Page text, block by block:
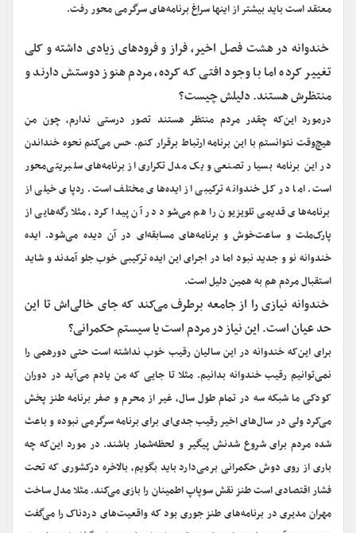
معتقد است باید بیشتر از اینها سراغ برنامه‌های سرگرمی محور رفت.
خندوانه در هشت فصل اخیر، فراز و فرودهای زیادی داشته و کلی
تغییر کرده اما با وجود افتی که کرده، مردم هنوز دوستش دارند و
منتظرش هستند. دلیلش چیست؟
درمورد این‌که چقدر مردم منتظر هستند تصور درستی ندارم، چون من
هیچ‌وقت نتوانستم با این برنامه ارتباط برقرار کنم. حس می‌کنم نحوه خنداندن
در این برنامه بسیار تصنعی و یک مدل تکراری از برنامه‌های سلبریتی‌محور
است. اما در کل خندوانه ترکیبی از ایده‌های مختلف است. ردپای خیلی از
برنامه‌های قدیمی تلویزیون را هم می‌شود در آن پیدا کرد، مثلا رگه‌هایی از
پارک‌ملت و ساعت‌خوش و برنامه‌های مسابقه‌ای در آن دیده می‌شود. ایده
خندوانه نو و جدید نبود اما در اجرای این ایده ترکیبی خوب جلو آمدند و شاید
استقبال مردم هم به همین دلیل است.
خندوانه نیازی را از جامعه برطرف می‌کند که جای خالی‌اش تا این
حد عیان است. این نیاز در مردم است یا سیستم حکمرانی؟
برای این‌که خندوانه در این سالیان رقیب خوب نداشته است حتی دورهمی را
نمی‌توانیم رقیب خندوانه بدانیم. مثلا تا جایی که من یادم می‌آید در دوران
کودکی ما شبکه سه در تمام طول سال، غیر از محرم و صفر برنامه طنز پخش
می‌کرد ولی در سال‌های اخیر رقیب جدی‌ای برای برنامه سرگرمی نبوده و باعث
شده مردم برای شروع شدنش پیگیر و لحظه‌شمار باشند. در مورد این‌که چه
باری از روی دوش حکمرانی برمی‌دارد باید بگویم، بالاخره درکشوری که تحت
فشار اقتصادی است طنز نقش سوپاپ اطمینان را بازی می‌کند. مثلا مدل ساخت
مهران مدیری در برنامه‌های طنز جوری بود که واقعیت‌های دردناک را می‌گفت